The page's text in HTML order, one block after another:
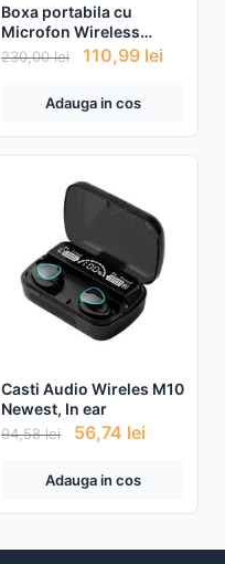
Boxa portabila cu
Microfon Wireless
pentru karaoke, player
MP3, microSD card,
230,00lei 110,99 lei
Adauga in cos
Casti Audio Wireles M10
Newest, In ear
94,58lei 56,74 lei
Adauga in cos